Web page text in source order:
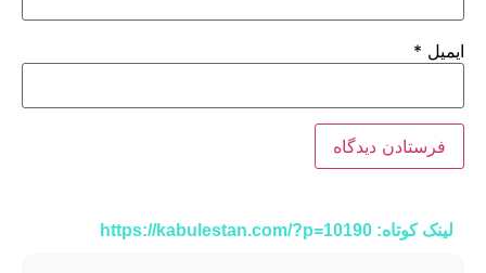
لینک کوتاه: https://kabulestan.com/?p=10190
ایمیل *